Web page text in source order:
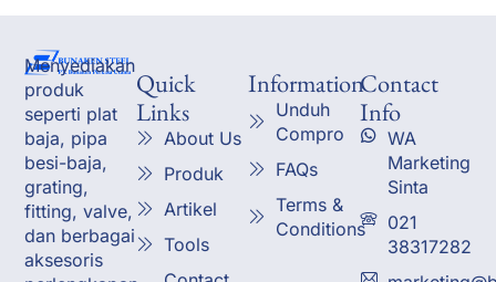
Menyediakan
produk
seperti plat
baja, pipa
besi-baja,
grating,
fitting, valve,
dan berbagai
aksesoris
Quick
Links
About Us
Produk
Artikel
Tools
Information
Unduh
Compro
FAQs
Terms &
Conditions
Contact
Info
WA
Marketing
Sinta
021
38317282